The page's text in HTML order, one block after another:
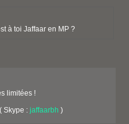
à toi Jaffaar en MP ?
limitées !
Skype : jaffaarbh )